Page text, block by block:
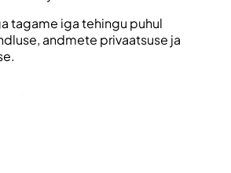
tagame iga tehingu puhul
andmete privaatsuse ja